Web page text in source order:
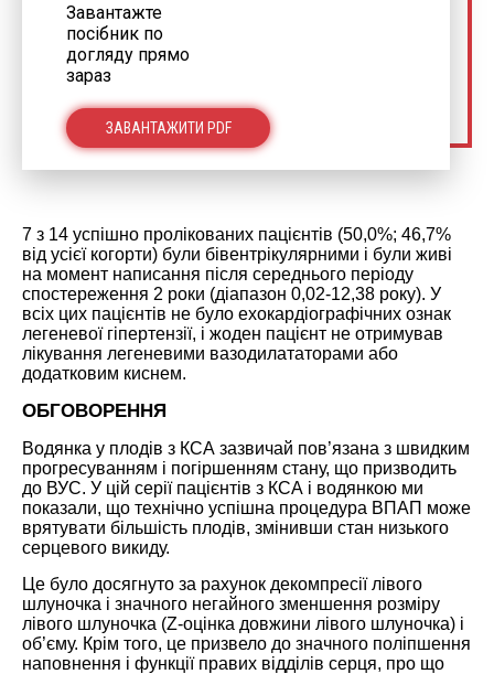
Завантажте
посібник по
догляду прямо
зараз
ЗАВАНТАЖИТИ PDF
7 з 14 успішно пролікованих пацієнтів (50,0%; 46,7%
від усієї когорти) були бівентрікулярними і були живі
на момент написання після середнього періоду
спостереження 2 роки (діапазон 0,02-12,38 року). У
всіх цих пацієнтів не було ехокардіографічних ознак
легеневої гіпертензії, і жоден пацієнт не отримував
лікування легеневими вазодилататорами або
додатковим киснем.
ОБГОВОРЕННЯ
Водянка у плодів з КСА зазвичай пов’язана з швидким
прогресуванням і погіршенням стану, що призводить
до ВУС. У цій серії пацієнтів з КСА і водянкою ми
показали, що технічно успішна процедура ВПАП може
врятувати більшість плодів, змінивши стан низького
серцевого викиду.
Це було досягнуто за рахунок декомпресії лівого
шлуночка і значного негайного зменшення розміру
лівого шлуночка (Z-оцінка довжини лівого шлуночка) і
об’єму. Крім того, це призвело до значного поліпшення
наповнення і функції правих відділів серця, про що